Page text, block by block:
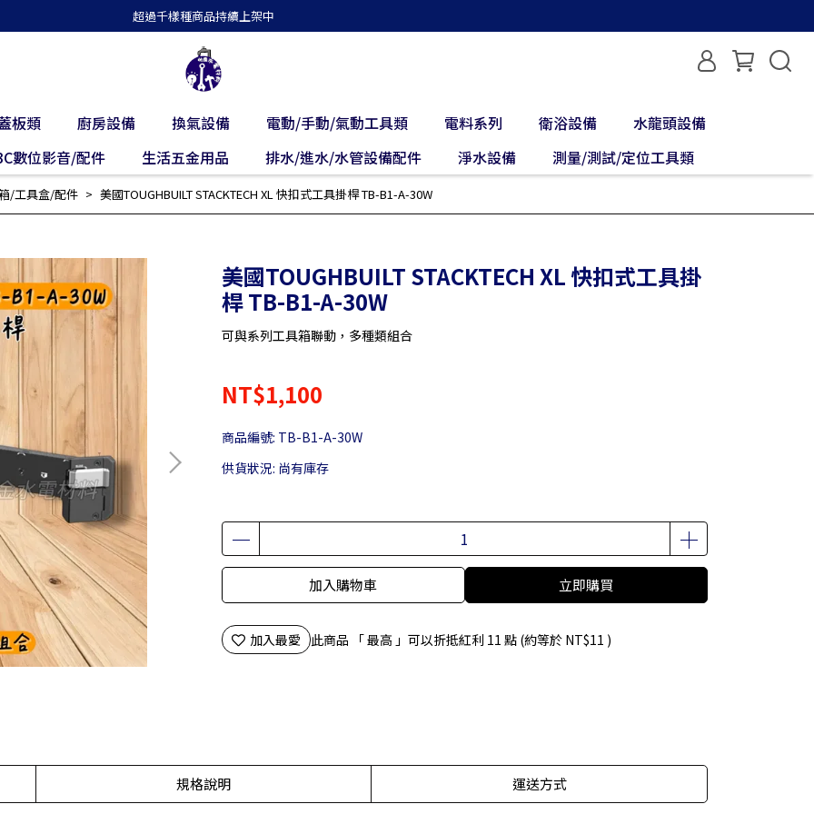
超過千樣種商品持續上架中
板類 廚房設備 換氣設備 電動/手動/氣動工具類 電料系列 衛浴設備
水龍頭設備
數位影音/配件
生活五金用品 排水/進水/水管設備配件 淨水設備 測量/測試/定位工具類
/工具盒/配件 美國TOUGHBUILT STACKTECH XL 快扣式工具掛桿 TB-B1-A-30W
美國TOUGHBUILT STACKTECH XL 快扣式工具掛
桿 TB-B1-A-30W
可與系列工具箱聯動，多種類組合
NT$1,100
商品編號: TB-B1-A-30W
供貨狀況: 尚有庫存
加入購物車 立即購買
加入最愛 此商品 「 最高 」可以折抵紅利 11 點 (約等於 NT$11 )
規格說明 運送方式